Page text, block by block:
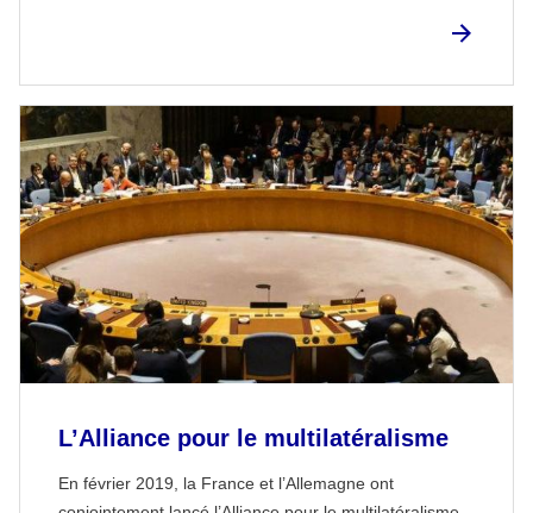
L’Alliance pour le multilatéralisme
En février 2019, la France et l’Allemagne ont